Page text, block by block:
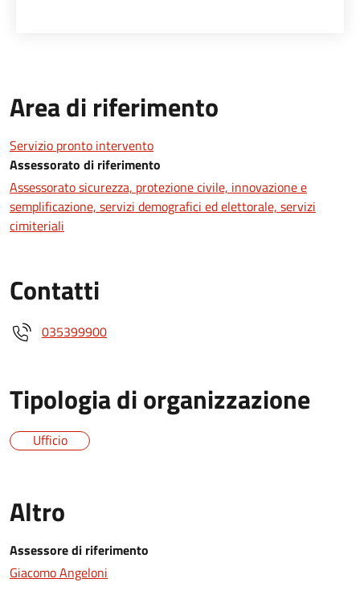
Area di riferimento
Servizio pronto intervento
Assessorato di riferimento
Assessorato sicurezza, protezione civile, innovazione e
semplificazione, servizi demografici ed elettorale, servizi
cimiteriali
Contatti
035399900
Tipologia di organizzazione
Ufficio
Altro
Assessore di riferimento
Giacomo Angeloni